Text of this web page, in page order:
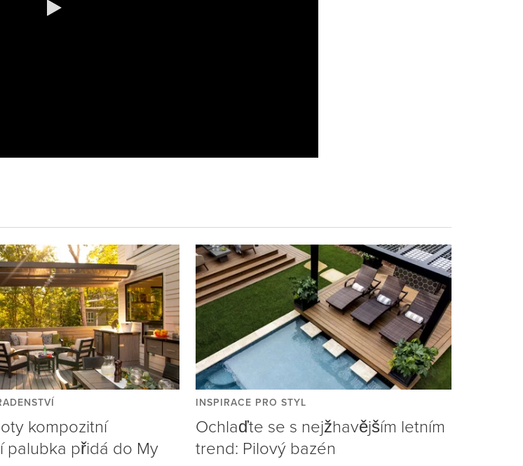
kompozitní
palubka přidá do My
INSPIRACE PRO STYL
Ochlaďte se s nejžhavějším letním
trend: Pilový bazén